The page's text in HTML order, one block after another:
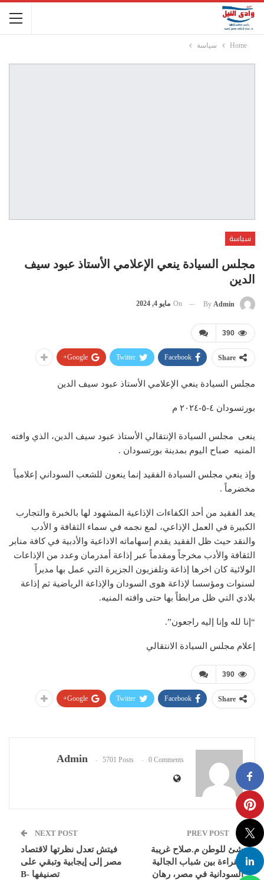
Home سياسة
سياسة
مجلس السيادة ينعي الإعلامي الأستاذ عبود سيف
الدين
By Admin
On مايو 4, 2024
390
Share
Facebook
Twitter
Google+
مجلس السيادة ينعي الإعلامي الأستاذ عبود سيف الدين
بورتسودان ٤-٥-٢٠٢٤ م
ينعى مجلس السيادة الإنتقالي الأستاذ عبود سيف الدين، الذي وافته
المنيه صباح اليوم بمدينة بورتسودان .
وإذ ينعي مجلس السيادة الفقيد إنما ينعون للشعب السوداني إعلامياً
مخضرماً .
يعد الفقيد من أحد الكفاءات الإذاعية المشهود لها بالخبرة والتجارب
الكبيرة في العمل الإذاعي، لمع نجمه في سماء الثقافة و الأدب
والنقد حيث ظل الفقيد يقدم إسهاماته الاذاعية والأدبية في كافة منابر
الثقافة والأدب مخرجاً ومقدماً عبر إذاعة أمدرمان وعدد من الإذاعات
الولائية كان اخرها إذاعة وتلفزيون الجزيرة التي عمل بها مديراً
لسنوات ومؤسسا لإذاعة هوى السودان والإذاعة الرياضية ثم إذاعة
بلادي التي ظل مرابطاً بها حتى وافته المنيه.
“إنا لله وإنا إليه راجعون”.
إعلام مجلس السيادة الانتقالي
390
Share
Facebook
Twitter
Google+
Admin 5701 Posts 0 Comments
شئ للوطن م.صلاح غريبة
القراءة بين شباب الجالية
السودانية في مصر، رهان
NEXT POST
فيتش تعدل نظرتها لاقتصاد
مصر إلى إيجابية وتبقي على
تصنيفها -B